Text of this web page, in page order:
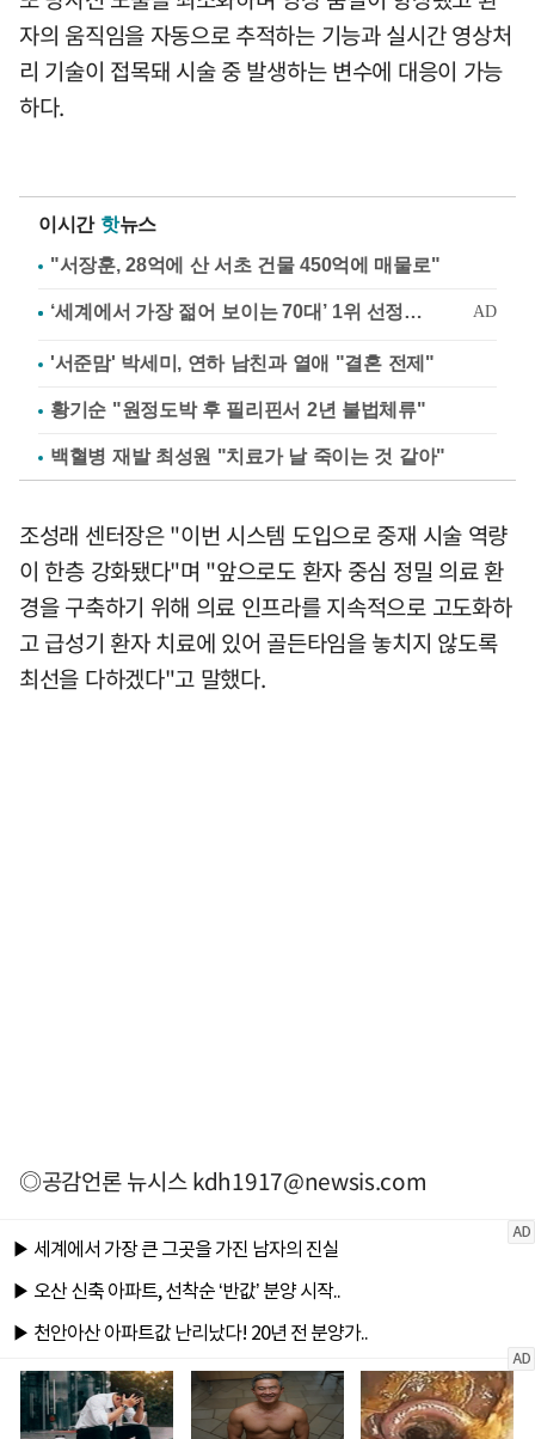
자의 움직임을 자동으로 추적하는 기능과 실시간 영상처
리 기술이 접목돼 시술 중 발생하는 변수에 대응이 가능
하다.
이시간 핫뉴스
"서장훈, 28억에 산 서초 건물 450억에 매물로"
'서준맘' 박세미, 연하 남친과 열애 "결혼 전제"
황기순 "원정도박 후 필리핀서 2년 불법체류"
백혈병 재발 최성원 "치료가 날 죽이는 것 같아"
조성래 센터장은 "이번 시스템 도입으로 중재 시술 역량
이 한층 강화됐다"며 "앞으로도 환자 중심 정밀 의료 환
경을 구축하기 위해 의료 인프라를 지속적으로 고도화하
고 급성기 환자 치료에 있어 골든타임을 놓치지 않도록
최선을 다하겠다"고 말했다.
◎공감언론 뉴시스kdh1917@newsis.com